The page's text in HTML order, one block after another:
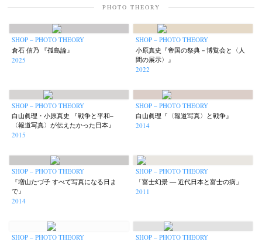
Kazuyuki Kawaguchi (42) Keiko Sasaoka (267) Keizo Kitajima (220) Kota Kishi (101)
Mariko Takahashi (23) Masako Matsui (23) Masashi Otomo (47) Nana Kakuda (61)
Naoki Ohji (66) (38) Nick Haymes (5) Park
photographers' gallery File photographers’ gallery press
Publication
(21) (23) (32) (56) (60)
Takuro Yoneda (44) Tomonori Ryu Untitled Records (41) Workshop
Yu Shinoda Yuki Kasama (9)
PHOTO THEORY
SHOP – PHOTO THEORY
倉石 信乃 『孤島論』
2025
SHOP – PHOTO THEORY
小原真史『帝国の祭典－博覧会と〈人
間の展示〉』
2022
SHOP – PHOTO THEORY
白山眞理・小原真史 『戦争と平和–
〈報道写真〉が伝えたかった日本』
2015
SHOP – PHOTO THEORY
白山眞理『〈報道写真〉と戦争』
2014
SHOP – PHOTO THEORY
『増山たづ子 すべて写真になる日ま
で』
2014
SHOP – PHOTO THEORY
「富士幻景 — 近代日本と富士の病」
2011
SHOP – PHOTO THEORY
SHOP – PHOTO THEORY